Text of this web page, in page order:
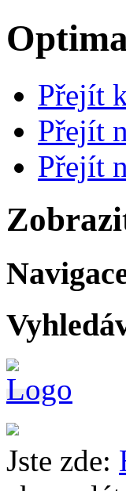
Přejít
Přejít
Přejít
Jste zde: